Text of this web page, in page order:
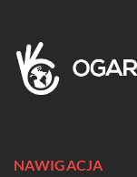
NAWIGACJA